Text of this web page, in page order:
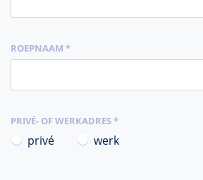
ROEPNAAM *
PRIVÉ- OF WERKADRES *
privé werk